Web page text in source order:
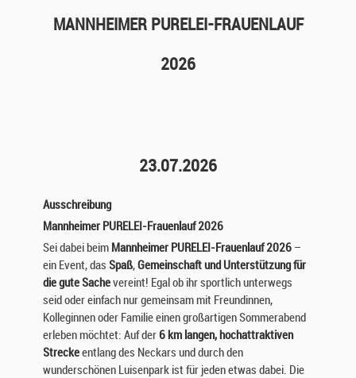
MANNHEIMER PURELEI-FRAUENLAUF
2026
23.07.2026
Ausschreibung
Mannheimer PURELEI-Frauenlauf 2026
Sei dabei beim Mannheimer PURELEI-Frauenlauf 2026 –
ein Event, das Spaß,Gemeinschaft und Unterstützung für
die gute Sachevereint! Egal ob ihr sportlich unterwegs
seid oder einfach nur gemeinsam mit Freundinnen,
Kolleginnen oder Familie einen großartigen Sommerabend
erleben möchtet: Auf der6 km langen, hochattraktiven
Streckeentlang des Neckars und durch den
wunderschönen Luisenpark ist für jeden etwas dabei. Die